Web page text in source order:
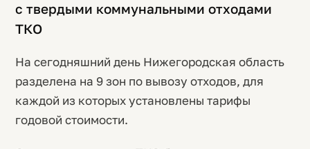
с твердыми коммунальными отходами
ТКО
На сегодняшний день Нижегородская область
разделена на 9 зон по вывозу отходов, для
каждой из которых установлены тарифы
годовой стоимости.